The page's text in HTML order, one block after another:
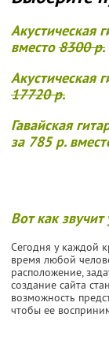
Акустическая
вместо8300 р.
Акустическая
17720 р.
Гавайская
за 785 р.
Вот как звучит
Сегодня у каждой
время любой
расположение,
создание сайта
возможность
чтобы ее